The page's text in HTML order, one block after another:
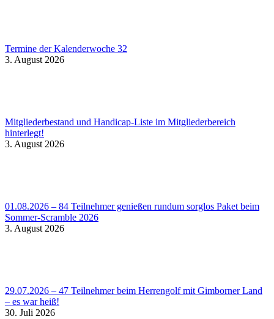
Termine der Kalenderwoche 32
3. August 2026
Mitgliederbestand und Handicap-Liste im Mitgliederbereich
hinterlegt!
3. August 2026
01.08.2026 – 84 Teilnehmer genießen rundum sorglos Paket beim
Sommer-Scramble 2026
3. August 2026
29.07.2026 – 47 Teilnehmer beim Herrengolf mit Gimborner Land
– es war heiß!
30. Juli 2026